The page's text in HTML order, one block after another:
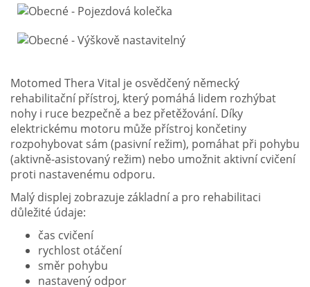
Motomed Thera Vital je osvědčený německý
rehabilitační přístroj, který pomáhá lidem rozhýbat
nohy i ruce bezpečně a bez přetěžování. Díky
elektrickému motoru může přístroj končetiny
rozpohybovat sám (pasivní režim), pomáhat při pohybu
(aktivně-asistovaný režim) nebo umožnit aktivní cvičení
proti nastavenému odporu.
Malý displej zobrazuje základní a pro rehabilitaci
důležité údaje:
čas cvičení
rychlost otáčení
směr pohybu
nastavený odpor